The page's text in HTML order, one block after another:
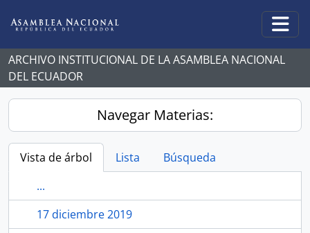
ARCHIVO INSTITUCIONAL DE LA ASAMBLEA NACIONAL
DEL ECUADOR
Navegar Materias:
Vista de árbol Lista
Búsqueda
...
17 diciembre 2019